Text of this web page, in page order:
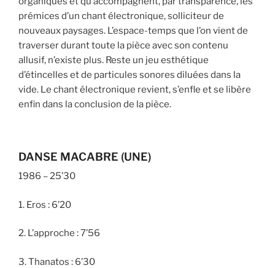
prémices d’un chant électronique, solliciteur de
nouveaux paysages. L’espace-temps que l’on vient de
traverser durant toute la pièce avec son contenu
allusif, n’existe plus. Reste un jeu esthétique
d’étincelles et de particules sonores diluées dans la
vide. Le chant électronique revient, s’enfle et se libère
enfin dans la conclusion de la pièce.
DANSE MACABRE (UNE)
1986 – 25’30
1. Eros : 6’20
2. L’approche : 7’56
3. Thanatos : 6’30